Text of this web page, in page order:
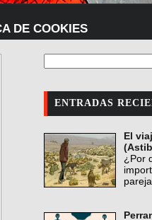
DE COOKIES
ENTRADAS
El
¿Por
pareja